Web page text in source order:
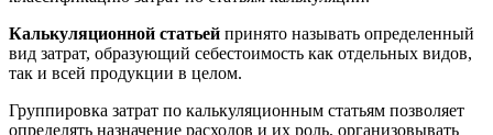
Калькуляционной статьей принято называть определенный
вид затрат, образующий себестоимость как отдельных видов,
так и всей продукции в целом.
Группировка затрат по калькуляционным статьям позволяет
определять назначение расходов и их роль, организовывать